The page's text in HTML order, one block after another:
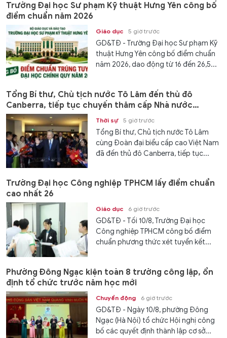
Trường Đại học Sư phạm Kỹ thuật Hưng Yên công bố
điểm chuẩn năm 2026
Giáo dục 5 giờ trước
GD&TĐ - Trường Đại học Sư phạm Kỹ
thuật Hưng Yên công bố điểm chuẩn
năm 2026, dao động từ 16 đến 26,5...
Tổng Bí thư, Chủ tịch nước Tô Lâm đến thủ đô
Canberra, tiếp tục chuyến thăm cấp Nhà nước
Australia
Thời sự 5 giờ trước
Tổng Bí thư, Chủ tịch nước Tô Lâm
cùng Đoàn đại biểu cấp cao Việt Nam
đã đến thủ đô Canberra, tiếp tục...
Trường Đại học Công nghiệp TPHCM lấy điểm chuẩn
cao nhất 26
Giáo dục 6 giờ trước
GD&TĐ - Tối 10/8, Trường Đại học
Công nghiệp TPHCM công bố điểm
chuẩn phương thức xét tuyển kết...
Phường Đông Ngạc kiện toàn 8 trường công lập, ổn
định tổ chức trước năm học mới
Chuyển động 6 giờ trước
GD&TĐ - Ngày 10/8, phường Đông
Ngạc (Hà Nội) tổ chức Hội nghị công
bố các quyết định thành lập cơ sở...